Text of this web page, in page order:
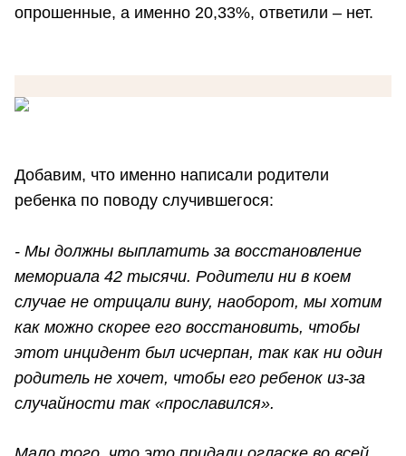
опрошенные, а именно 20,33%, ответили – нет.
Добавим, что именно написали родители
ребенка по поводу случившегося:
- Мы должны выплатить за восстановление
мемориала 42 тысячи. Родители ни в коем
случае не отрицали вину, наоборот, мы хотим
как можно скорее его восстановить, чтобы
этот инцидент был исчерпан, так как ни один
родитель не хочет, чтобы его ребенок из-за
случайности так «прославился».